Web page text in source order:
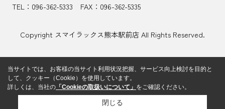
TEL： 096-362-5333 FAX：096-362-5335
Copyright スマイラックス熊本駅前店 All Rights Reserved.
当サイトでは、お客様の当サイト利用状況把握、サービス向上検討を目的と
して、クッキー（Cookie）を使用しています。
詳しくは、当社の 「Cookieの取扱いについて」 をご確認ください。
閉じる